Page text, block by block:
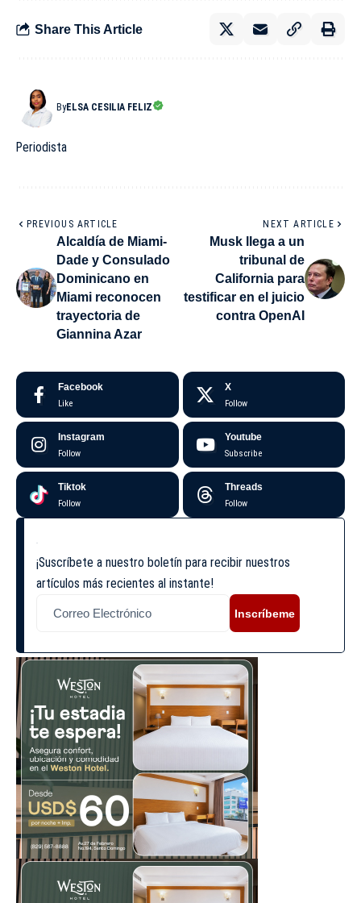
Share This Article
ByELSA CESILIA FELIZ
Periodista
PREVIOUS ARTICLE
Alcaldía de Miami-
Dade y Consulado
Dominicano en
Miami reconocen
trayectoria de
Giannina Azar
NEXT ARTICLE
Musk llega a un
tribunal de
California para
testificar en el juicio
contra OpenAI
Facebook
Like
X
Follow
Instagram
Follow
Youtube
Subscribe
Tiktok
Follow
Threads
Follow
¡Suscríbete a nuestro boletín para recibir nuestros
artículos más recientes al instante!
Inscríbeme